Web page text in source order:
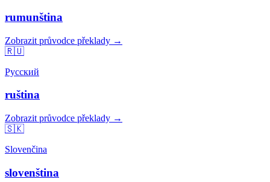
rumunština
Zobrazit průvodce překlady →
🇷🇺
Русский
ruština
Zobrazit průvodce překlady →
🇸🇰
Slovenčina
slovenština